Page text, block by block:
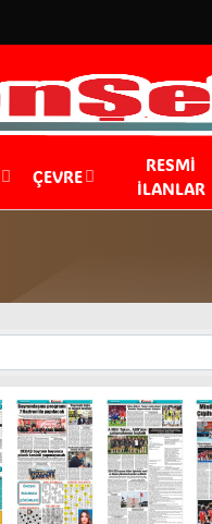
ÇEVRE
RESMI
İLANLAR